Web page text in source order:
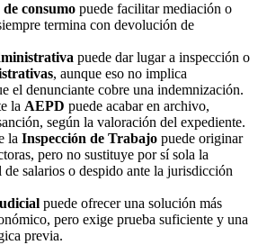
consumo puede facilitar mediación o
termina con devolución de
puede dar lugar a inspección o
, aunque eso no implica
el denunciante cobre una indemnización.
la AEPD puede acabar en archivo,
según la valoración del expediente.
la Inspección de Trabajo puede originar
pero no sustituye por sí sola la
salarios o despido ante la jurisdicción
puede ofrecer una solución más
pero exige prueba suficiente y una
previa.